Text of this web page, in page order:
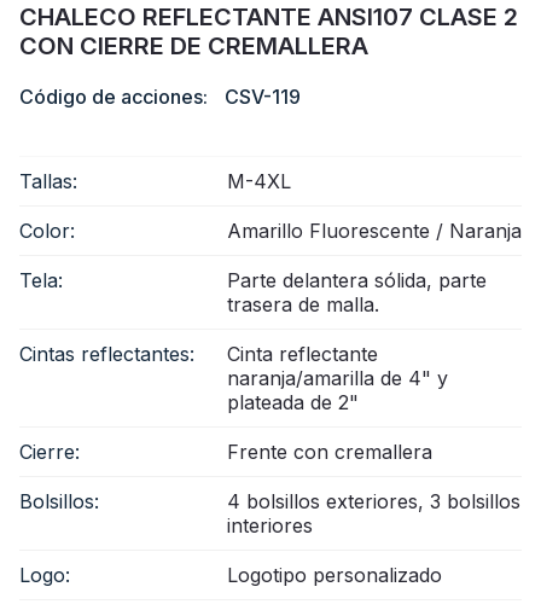
CHALECO REFLECTANTE ANSI107 CLASE 2
CON CIERRE DE CREMALLERA
Código de acciones: CSV-119
Tallas: M-4XL
Color: Amarillo Fluorescente / Naranja
Tela:
Parte delantera sólida, parte
trasera de malla.
Cintas reflectantes:
Cinta reflectante
naranja/amarilla de 4" y
plateada de 2"
Cierre: Frente con cremallera
Bolsillos:
4 bolsillos exteriores, 3 bolsillos
interiores
Logo: Logotipo personalizado